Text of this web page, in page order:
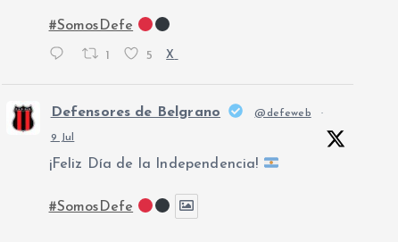
#SomosDefe
1 5 X
Defensores de Belgrano @defeweb ·
9 Jul
¡Feliz Día de la Independencia!
#SomosDefe